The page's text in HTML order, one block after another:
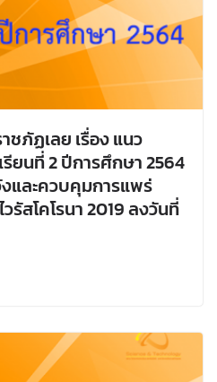
ชภัฏเลย เรื่อง แนว
ยนที่ 2 ปีการศึกษา 2564
งและควบคุมการแพร่
รัสโคโรนา 2019 ลงวันที่